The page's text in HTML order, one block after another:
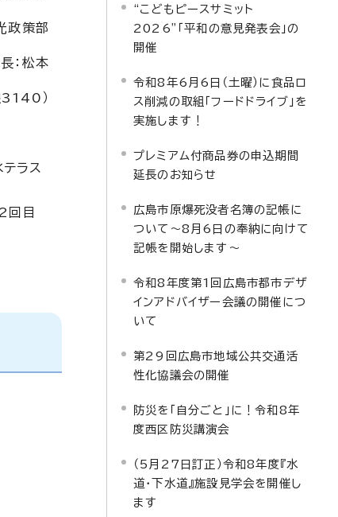
政策部
：松本
）
ラス
回目
“こどもピースサミット
2026”「平和の意見発表会」の
開催
令和8年6月6日（土曜）に食品ロ
ス削減の取組「フードドライブ」を
実施します！
プレミアム付商品券の申込期間
延長のお知らせ
広島市原爆死没者名簿の記帳に
ついて～8月6日の奉納に向けて
記帳を開始します～
令和8年度第1回広島市都市デザ
インアドバイザー会議の開催につ
いて
第29回広島市地域公共交通活
性化協議会の開催
防災を「自分ごと」に！令和8年
度西区防災講演会
（5月27日訂正）令和8年度『水
道・下水道』施設見学会を開催し
ます